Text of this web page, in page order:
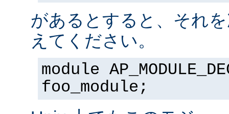
があるとすると、それ
えてください。
module
foo_module;